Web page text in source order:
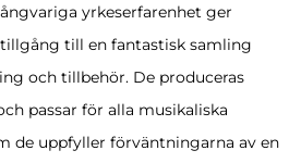
yrkeserfarenhet ger
till en fantastisk samling
och tillbehör. De produceras
passar för alla musikaliska
de uppfyller förväntningarna av en